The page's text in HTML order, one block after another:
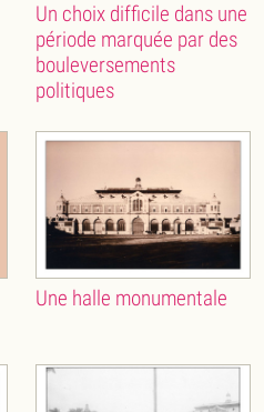
Un choix difficile dans une
période marquée par des
bouleversements
politiques
Une halle monumentale